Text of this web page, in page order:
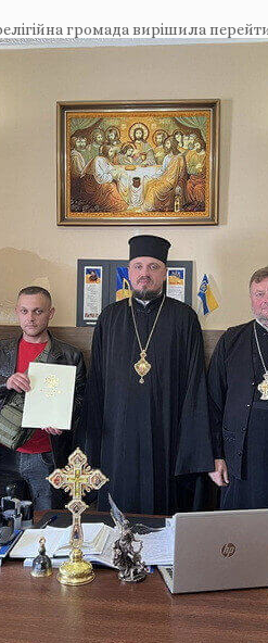
громада вирішила перейти